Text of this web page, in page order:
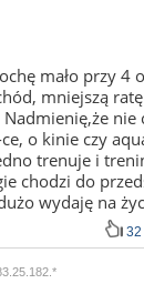
mało przy 4
mniejszą
o kinie czy
trenuje i
chodzi do
wydaję na
32